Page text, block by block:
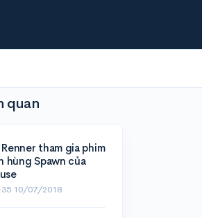
quan
tham gia phim
hùng Spawn của
10/07/2018